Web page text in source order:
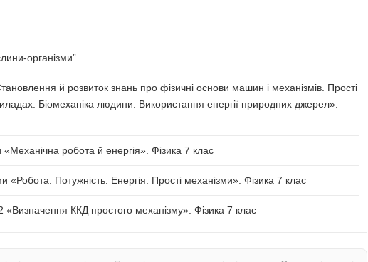
організми”
й розвиток знань про фізичні основи машин і механізмів. Прості
Біомеханіка людини. Використання енергії природних джерел».
робота й енергія». Фізика 7 клас
«Робота. Потужність. Енергія. Прості механізми». Фізика 7 клас
ККД простого механізму». Фізика 7 клас